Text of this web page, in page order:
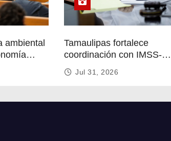
ambiental
Tamaulipas fortalece
coordinación con IMSS-
Bienestar para mejorar
de salud
Jul 31, 2026